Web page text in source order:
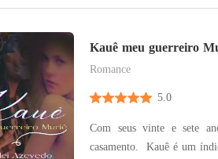
Kauê meu guerreiro
Romance
5.0
Com seus vinte e sete
casamento. Kauê é um